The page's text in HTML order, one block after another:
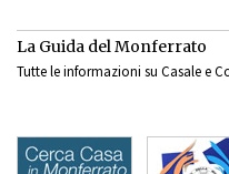
La Guida del Monferrato
Tutte le informazioni su Casale e